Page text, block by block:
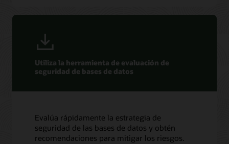
Utiliza la herramienta de evaluación de
seguridad de bases de datos
Evalúa rápidamente la estrategia de
seguridad de las bases de datos y obtén
recomendaciones para mitigar los riesgos.